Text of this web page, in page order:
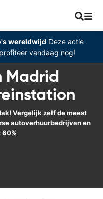
wereldwijd Deze actie
vandaag nog!
Madrid
Vergelijk zelf de meest
autoverhuurbedrijven en
60%